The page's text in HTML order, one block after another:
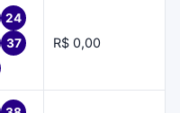
24
37
R$ 0,00